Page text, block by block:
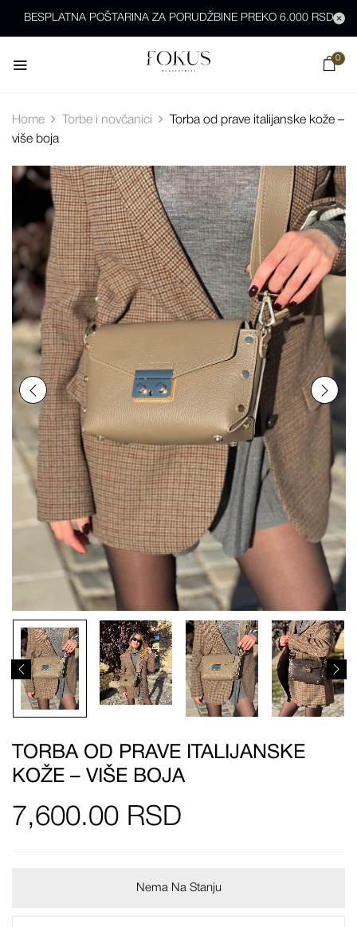
BESPLATNA POŠTARINA ZA PORUDŽBINE PREKO 6.000 RSD
0
Home Torbe i novčanici
Torba od prave italijanske kože –
više boja
TORBA OD PRAVE ITALIJANSKE
KOŽE – VIŠE BOJA
7,600.00 RSD
Nema Na Stanju